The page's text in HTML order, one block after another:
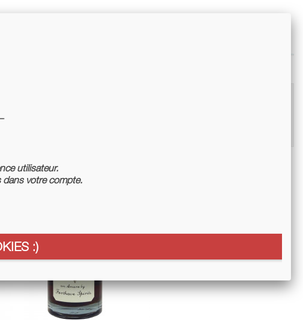
utilisateur.
dans votre compte.
:)